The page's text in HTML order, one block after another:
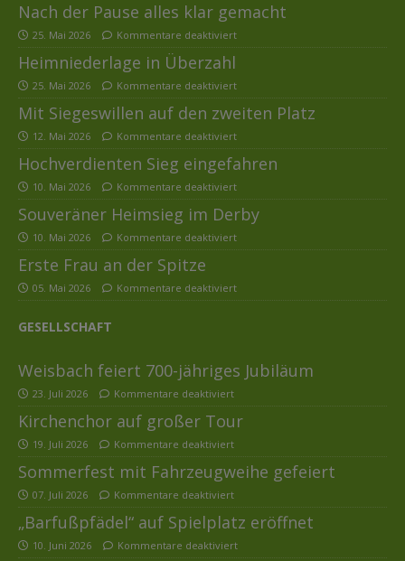
Nach der Pause alles klar gemacht
25. Mai 2026 Kommentare deaktiviert
Heimniederlage in Überzahl
25. Mai 2026 Kommentare deaktiviert
Mit Siegeswillen auf den zweiten Platz
12. Mai 2026 Kommentare deaktiviert
Hochverdienten Sieg eingefahren
10. Mai 2026 Kommentare deaktiviert
Souveräner Heimsieg im Derby
10. Mai 2026 Kommentare deaktiviert
Erste Frau an der Spitze
05. Mai 2026 Kommentare deaktiviert
GESELLSCHAFT
Weisbach feiert 700-jähriges Jubiläum
23. Juli 2026 Kommentare deaktiviert
Kirchenchor auf großer Tour
19. Juli 2026 Kommentare deaktiviert
Sommerfest mit Fahrzeugweihe gefeiert
07. Juli 2026 Kommentare deaktiviert
„Barfußpfädel“ auf Spielplatz eröffnet
10. Juni 2026 Kommentare deaktiviert